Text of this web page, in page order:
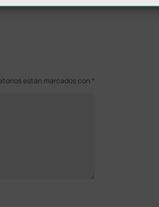
están marcados con *